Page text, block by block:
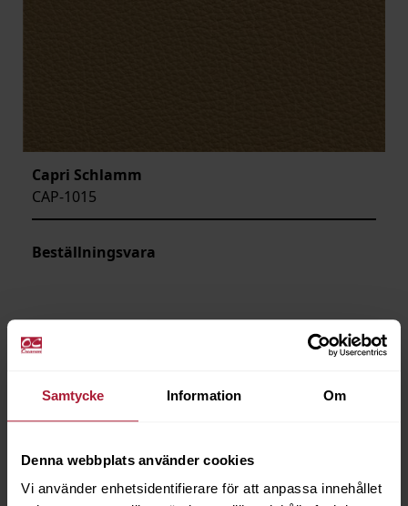
Samtycke Information Om
Denna webbplats använder cookies
Vi använder enhetsidentifierare för att anpassa innehållet
Capri Schlamm
CAP-1015
Beställningsvara